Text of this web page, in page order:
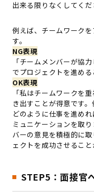
出来る限りなくしてくだ
例えば、チームワーク
す。
NG表現
「チームメンバーが協
でプロジェクトを進める
OK表現
「私はチームワークを
き出すことが得意です
どのように仕事を進め
ミュニケーションを取
バーの意見を積極的に
ェクトを成功させること
STEP5：面接官